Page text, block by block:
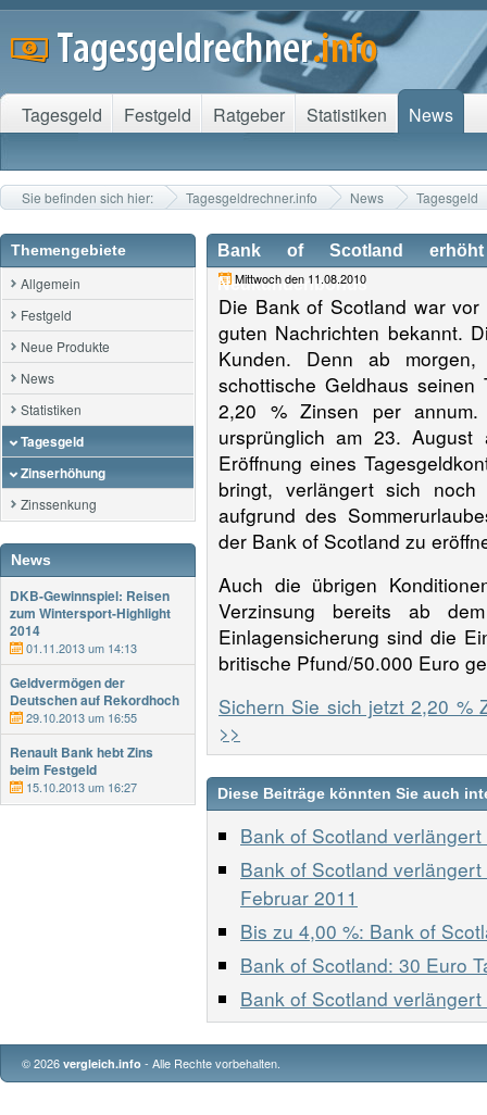
Sie befinden sich hier: Tagesgeldrechner.info News Tagesgeld
Themengebiete
Allgemein
Festgeld
Neue Produkte
News
Statistiken
Tagesgeld
Zinserhöhung
Zinssenkung
News
DKB-Gewinnspiel: Reisen
zum Wintersport-Highlight
2014
01.11.2013 um 14:13
Geldvermögen der
Deutschen auf Rekordhoch
29.10.2013 um 16:55
Renault Bank hebt Zins
beim Festgeld
15.10.2013 um 16:27
Bank of Scotland erhöht
Neukundenbonus
Mittwoch den 11.08.2010
Die Bank of Scotland war
guten Nachrichten bekannt.
Kunden. Denn ab
schottische Geldhaus
2,20 % Zinsen per
ursprünglich am 23. August
Eröffnung eines
bringt, verlängert sich
aufgrund des
der Bank of Scotland zu
Auch die übrigen
Verzinsung bereits ab
Einlagensicherung sind die
britische Pfund/50.000 Euro
Sichern Sie sich jetzt 2,20 %
>>
Diese Beiträge könnten Sie auch
Bank of Scotland
Bank of Scotland
Februar 2011
Bis zu 4,00 %: Bank of
Bank of Scotland: 30 Euro
Bank of Scotland
Tagesgeld Festgeld Ratgeber Statistiken News
© 2026 vergleich.info - Alle Rechte vorbehalten.